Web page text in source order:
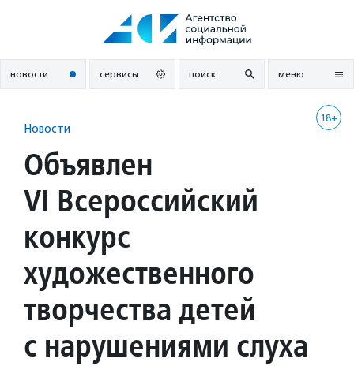
новости сервисы поиск меню
18+
Новости
Объявлен
VI Всероссийский
конкурс
художественного
творчества детей
с нарушениями слуха